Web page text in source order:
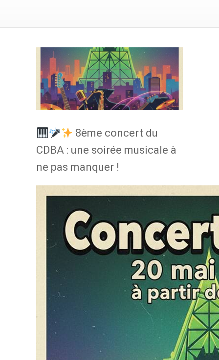
8ème concert du
CDBA : une soirée musicale à
ne pas manquer !